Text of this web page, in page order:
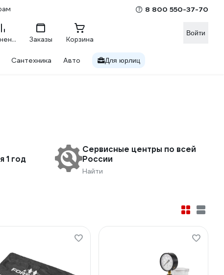
8 800 550-37-70
Сравнение Заказы Корзина
Войти
Сантехника Авто Для юрлиц
1 год
Сервисные центры по всей
России
Найти